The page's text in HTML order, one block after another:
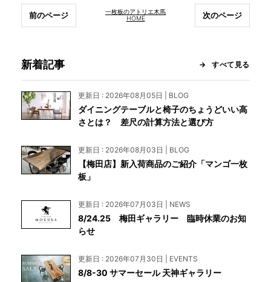
一枚板のアトリエ木馬
HOME
前のページ 次のページ
新着記事 すべて見る
更新日 : 2026年08月05日 | BLOG
ダイニングテーブルと椅子のちょうどいい高
さとは？ 差尺の計算方法と選び方
更新日 : 2026年08月03日 | BLOG
【梅田店】新入荷商品のご紹介「マンゴ一枚
板」
更新日 : 2026年07月03日 | NEWS
8/24.25 梅田ギャラリー 臨時休業のお知
らせ
更新日 : 2026年07月30日 | EVENTS
8/8-30 サマーセール 天神ギャラリー